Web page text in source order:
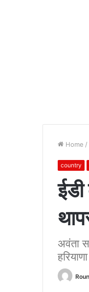
Home /
country
अवंता